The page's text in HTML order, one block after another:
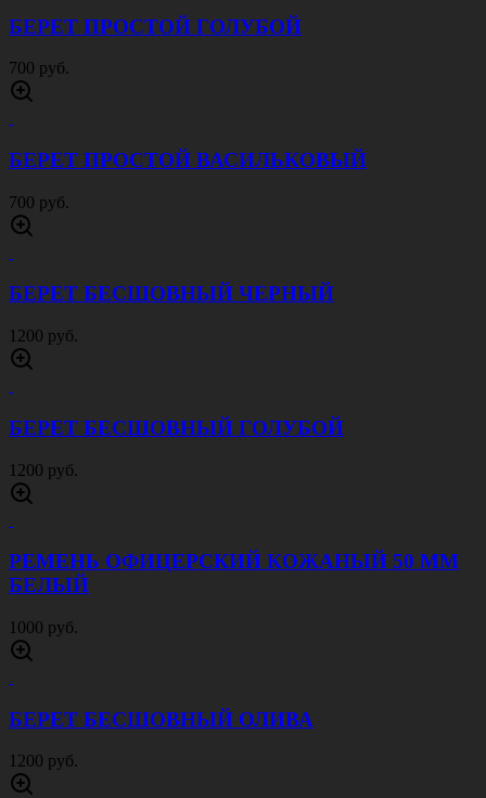
БЕРЕТ ПРОСТОЙ ГОЛУБОЙ
700 руб.
БЕРЕТ ПРОСТОЙ ВАСИЛЬКОВЫЙ
700 руб.
БЕРЕТ БЕСШОВНЫЙ ЧЕРНЫЙ
1200 руб.
БЕРЕТ БЕСШОВНЫЙ ГОЛУБОЙ
1200 руб.
РЕМЕНЬ ОФИЦЕРСКИЙ КОЖАНЫЙ 50 ММ
БЕЛЫЙ
1000 руб.
БЕРЕТ БЕСШОВНЫЙ ОЛИВА
1200 руб.